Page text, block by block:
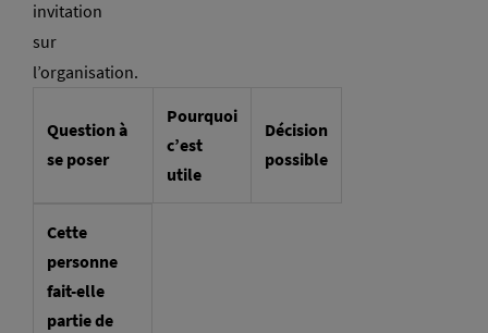
invitation
sur
l’organisation.
Question à
se poser
Pourquoi
c’est
utile
Décision
possible
Cette
personne
fait-elle
partie de